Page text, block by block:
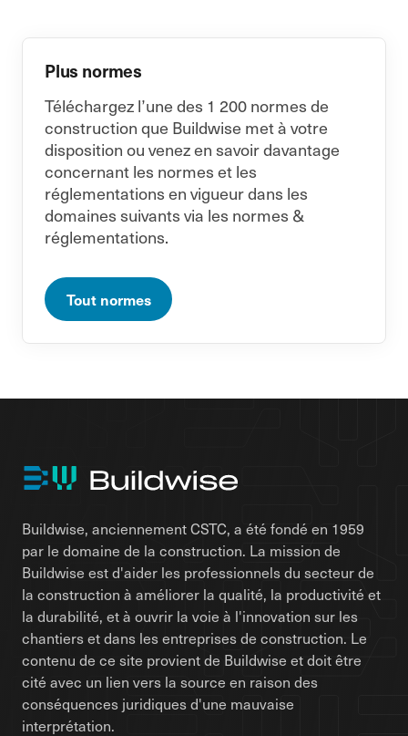
Plus normes
Téléchargez l’une des 1 200 normes de
construction que Buildwise met à votre
disposition ou venez en savoir davantage
concernant les normes et les
réglementations en vigueur dans les
domaines suivants via les normes &
réglementations.
Tout normes
Buildwise, anciennement CSTC, a été fondé en 1959
par le domaine de la construction. La mission de
Buildwise est d'aider les professionnels du secteur de
la construction à améliorer la qualité, la productivité et
la durabilité, et à ouvrir la voie à l'innovation sur les
chantiers et dans les entreprises de construction. Le
contenu de ce site provient de Buildwise et doit être
cité avec un lien vers la source en raison des
conséquences juridiques d'une mauvaise
interprétation.